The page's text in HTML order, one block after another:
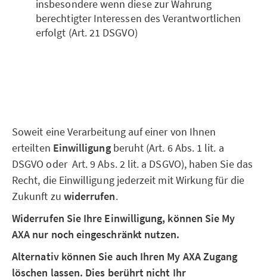
insbesondere wenn diese zur Wahrung
berechtigter Interessen des Verantwortlichen
erfolgt (Art. 21 DSGVO)
Soweit eine Verarbeitung auf einer von Ihnen
erteilten Einwilligungberuht (Art. 6 Abs. 1 lit. a
DSGVO oder Art. 9 Abs. 2 lit. a DSGVO), haben Sie das
Recht, die Einwilligung jederzeit mit Wirkung für die
Zukunft zu widerrufen.
Widerrufen Sie Ihre Einwilligung, können Sie My
AXA nur noch eingeschränkt nutzen.
Alternativ können Sie auch Ihren My AXA Zugang
löschen lassen. Dies berührt nicht Ihr